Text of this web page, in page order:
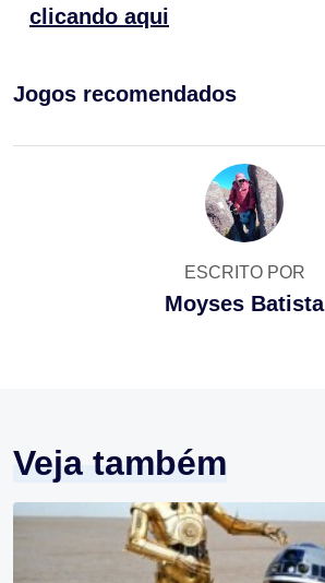
clicando aqui
Jogos recomendados
ESCRITO POR
Moyses Batista
Veja também